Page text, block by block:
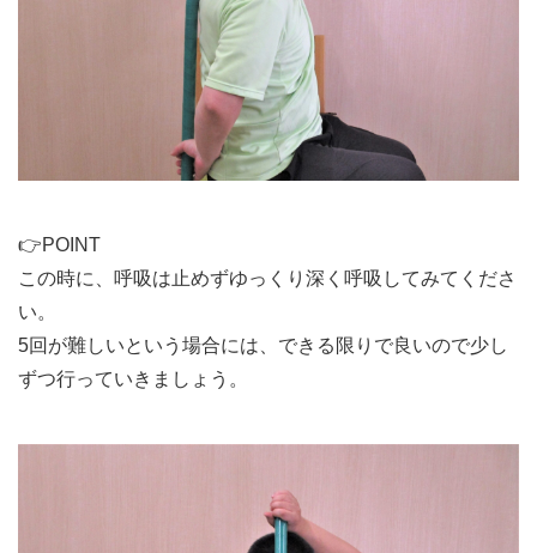
👉POINT
この時に、呼吸は止めずゆっくり深く呼吸してみてくださ
い。
5回が難しいという場合には、できる限りで良いので少し
ずつ行っていきましょう。